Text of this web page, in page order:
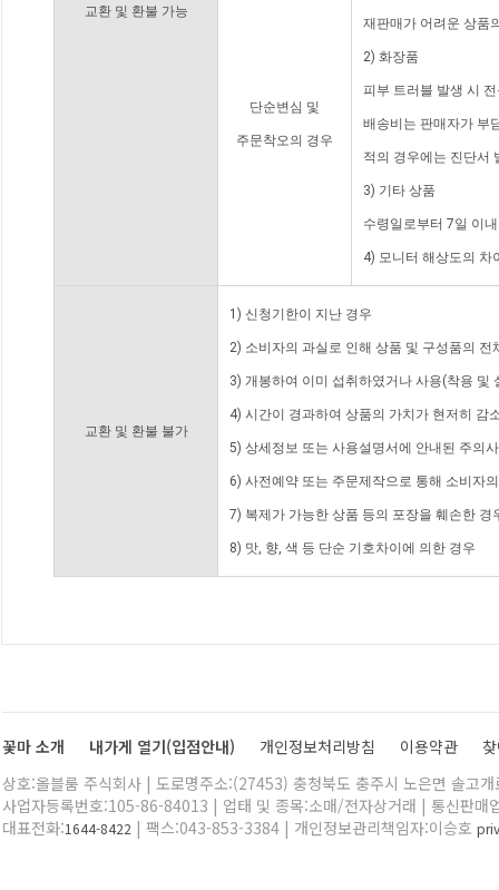
교환 및 환불 가능
단순변심 및
주문착오의 경우
재판매가 어려운 상품
2) 화장품
피부 트러블 발생 시
배송비는 판매자가 부
적의 경우에는 진단서
3) 기타 상품
수령일로부터 7일 이
4) 모니터 해상도의 차
교환 및 환불 불가
1) 신청기한이 지난 경우
2) 소비자의 과실로 인해 상품 및 구성품의
3) 개봉하여 이미 섭취하였거나 사용(착용 및
4) 시간이 경과하여 상품의 가치가 현저히 감
5) 상세정보 또는 사용설명서에 안내된 주의
6) 사전예약 또는 주문제작으로 통해 소비자
7) 복제가 가능한 상품 등의 포장을 훼손한 경
8) 맛, 향, 색 등 단순 기호차이에 의한 경우
꽃마 소개 내가게 열기(입점안내) 개인정보처리방침 이용약관
상호:올블룸 주식회사 | 도로명주소:(27453) 충청북도 충주시 노은면 솔고
사업자등록번호:105-86-84013 | 업태 및 종목:소매/전자상거래 | 통신판매
대표전화:1644-8422 | 팩스:043-853-3384 | 개인정보관리책임자:이승호